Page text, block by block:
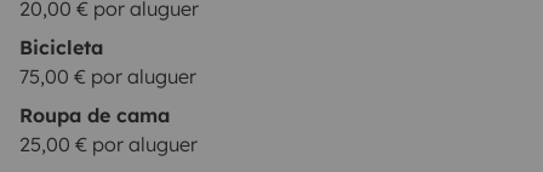
20,00 € por aluguer
Bicicleta
75,00 € por aluguer
Roupa de cama
25,00 € por aluguer